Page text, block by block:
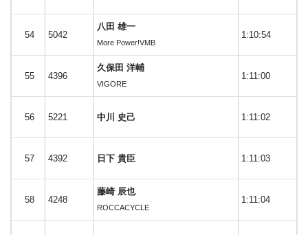
54 5042
八田 雄一
More Power!VMB
1:10:54
55 4396
久保田 洋輔
VIGORE
1:11:00
56 5221 中川 史己 1:11:02
57 4392 日下 貴臣 1:11:03
58 4248
藤崎 辰也
ROCCACYCLE
1:11:04